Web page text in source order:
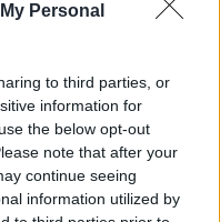
Personal
to third parties, or
information for
the below opt-out
note that after your
continue seeing
information utilized by
Mennesker
Anette og